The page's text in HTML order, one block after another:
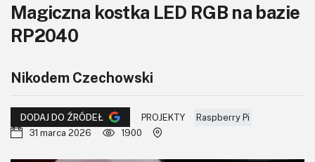
Kursy
DIY+
Czytelnia
Dla Ciebie
Magiczna kostka LED RGB na bazie
RP2040
Nikodem Czechowski
DODAJ DO ŹRÓDEŁ PROJEKTY
Raspberry Pi
31 marca 2026
1900